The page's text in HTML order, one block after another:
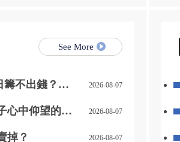
See More
籌不出錢？別
2026-08-07
心中仰望的巨
2026-08-07
掉？ 2026-08-07